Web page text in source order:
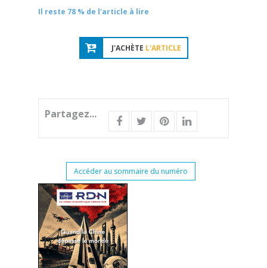
Il reste 78 % de l'article à lire
J'ACHÈTE L'ARTICLE
Partagez...
Accéder au sommaire du numéro